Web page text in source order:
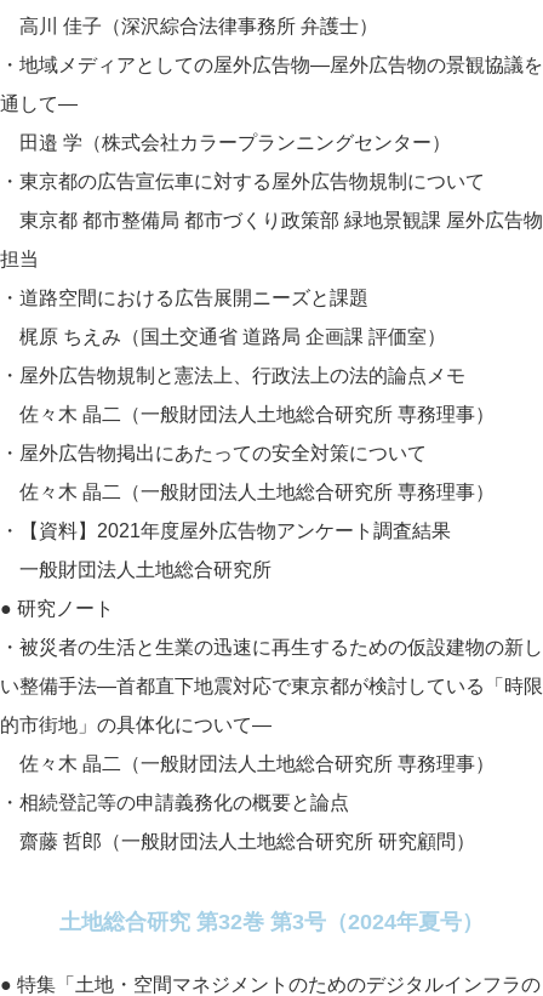
高川 佳子（深沢綜合法律事務所 弁護士）
・地域メディアとしての屋外広告物―屋外広告物の景観協議を
通して―
田邉 学（株式会社カラープランニングセンター）
・東京都の広告宣伝車に対する屋外広告物規制について
東京都 都市整備局 都市づくり政策部 緑地景観課 屋外広告物
担当
・道路空間における広告展開ニーズと課題
梶原 ちえみ（国土交通省 道路局 企画課 評価室）
・屋外広告物規制と憲法上、行政法上の法的論点メモ
佐々木 晶二（一般財団法人土地総合研究所 専務理事）
・屋外広告物掲出にあたっての安全対策について
佐々木 晶二（一般財団法人土地総合研究所 専務理事）
・【資料】2021年度屋外広告物アンケート調査結果
一般財団法人土地総合研究所
● 研究ノート
・被災者の生活と生業の迅速に再生するための仮設建物の新し
い整備手法―首都直下地震対応で東京都が検討している「時限
的市街地」の具体化について―
佐々木 晶二（一般財団法人土地総合研究所 専務理事）
・相続登記等の申請義務化の概要と論点
齋藤 哲郎（一般財団法人土地総合研究所 研究顧問）
土地総合研究 第32巻 第3号（2024年夏号）
● 特集「土地・空間マネジメントのためのデジタルインフラの